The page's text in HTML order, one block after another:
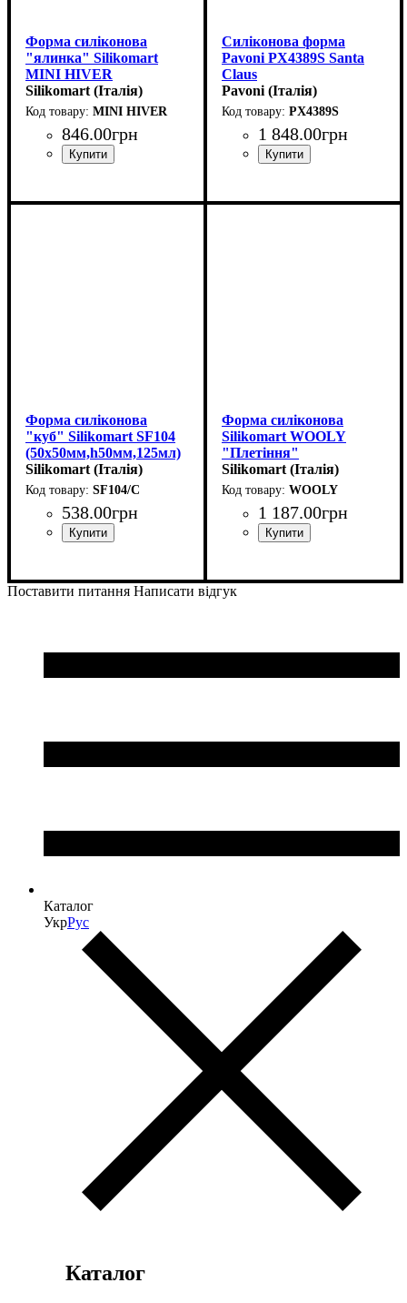
Форма силіконова
"ялинка" Silikomart
MINI HIVER
(d70мм,h30мм,108мл)
Silikomart (Італія)
MINI HIVER
846.00грн
Силіконова форма
Pavoni PX4389S Santa
Claus
(60x72мм,h70мм,128мл)
Pavoni (Італія)
PX4389S
1 848.00грн
Форма силіконова
"куб" Silikomart SF104
(50х50мм,h50мм,125мл)
Silikomart (Італія)
SF104/C
538.00грн
Форма силіконова
Silikomart WOOLY
"Плетіння"
(d190мм,h72мм,1300мл)
Silikomart (Італія)
WOOLY
1 187.00грн
Поставити питання Написати відгук
Каталог
УкрРус
Каталог